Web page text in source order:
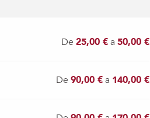
De25,00 €a50,00 €
De90,00 €a 140,00 €